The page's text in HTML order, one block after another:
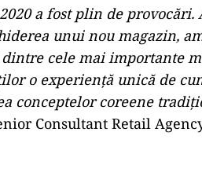
a fost plin de
unui nou magazin,
cele mai importante
o experiență unică de
conceptelor coreene
Consultant Retail